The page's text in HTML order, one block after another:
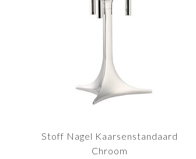
Stoff Nagel Kaarsenstandaard
Chroom